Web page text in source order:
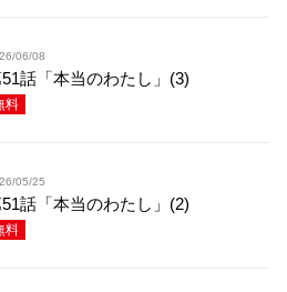
06/08
話「本当のわたし」(3)
料
05/25
話「本当のわたし」(2)
料